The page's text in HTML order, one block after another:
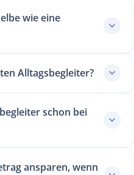
wie eine
Alltagsbegleiter?
schon bei
ansparen, wenn